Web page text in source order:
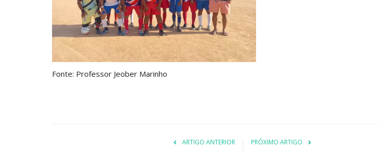
Fonte: Professor Jeober Marinho
ARTIGO ANTERIOR PRÓXIMO ARTIGO